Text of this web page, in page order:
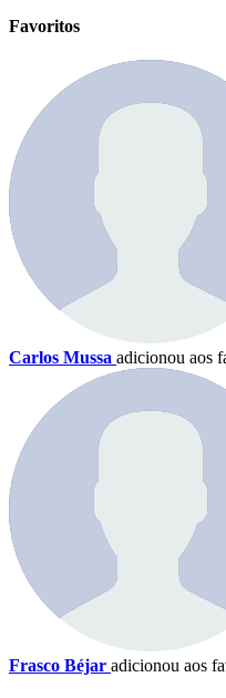
Favoritos
Carlos Mussa adicionou aos
Frasco Béjar adicionou aos